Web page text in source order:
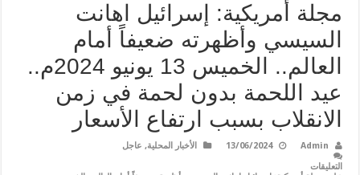
مجلة أمريكية: إسرائيل اهانت
السيسي وأظهرته ضعيفاً أمام
العالم.. الخميس 13 يونيو 2024م..
عيد اللحمة بدون لحمة في زمن
الانقلاب بسبب ارتفاع الأسعار
Admin
13/06/2024 الأخبار المحلية, عاجل
التعليقات